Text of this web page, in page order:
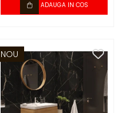
ADAUGA IN COS
NOU